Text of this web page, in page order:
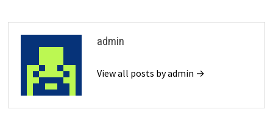
admin
View all posts by admin →